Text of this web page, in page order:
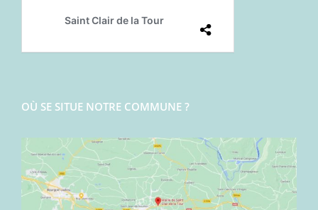
OÙ SE SITUE NOTRE COMMUNE ?